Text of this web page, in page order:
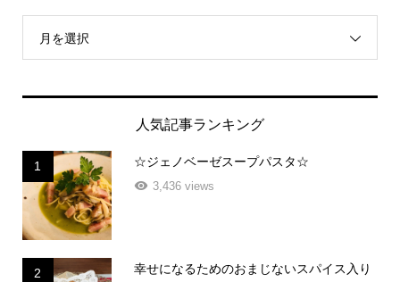
月を選択
人気記事ランキング
1 ☆ジェノベーゼスープパスタ☆
3,436 views
2
幸せになるためのおまじないスパイス入り